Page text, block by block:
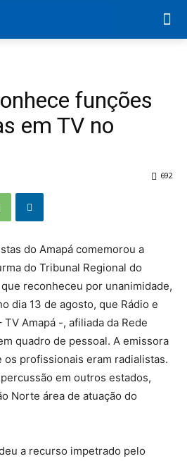
funções
em TV no
692
do Amapá comemorou a
do Tribunal Regional do
reconheceu por unanimidade,
dia 13 de agosto, que Rádio e
TV Amapá -, afiliada da Rede
quadro de pessoal. A emissora
profissionais eram radialistas.
em outros estados,
Norte área de atuação do
a recurso impetrado pelo